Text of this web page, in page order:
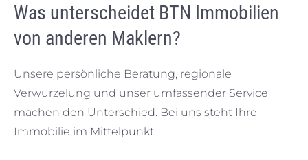
Was unterscheidet BTN Immobilien
von anderen Maklern?
Unsere persönliche Beratung, regionale
Verwurzelung und unser umfassender Service
machen den Unterschied. Bei uns steht Ihre
Immobilie im Mittelpunkt.